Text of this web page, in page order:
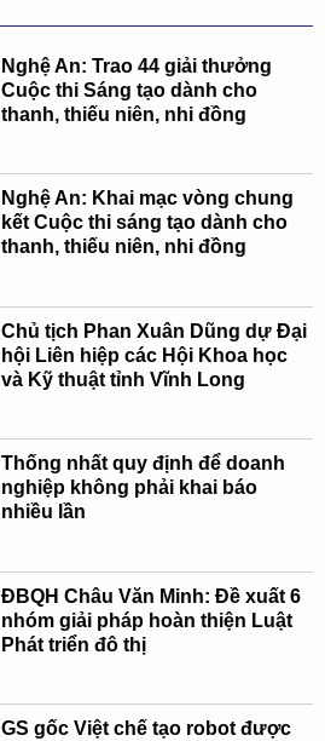
Nghệ An: Trao 44 giải thưởng
Cuộc thi Sáng tạo dành cho
thanh, thiếu niên, nhi đồng
Nghệ An: Khai mạc vòng chung
kết Cuộc thi sáng tạo dành cho
thanh, thiếu niên, nhi đồng
Chủ tịch Phan Xuân Dũng dự Đại
hội Liên hiệp các Hội Khoa học
và Kỹ thuật tỉnh Vĩnh Long
Thống nhất quy định để doanh
nghiệp không phải khai báo
nhiều lần
ĐBQH Châu Văn Minh: Đề xuất 6
nhóm giải pháp hoàn thiện Luật
Phát triển đô thị
GS gốc Việt chế tạo robot được